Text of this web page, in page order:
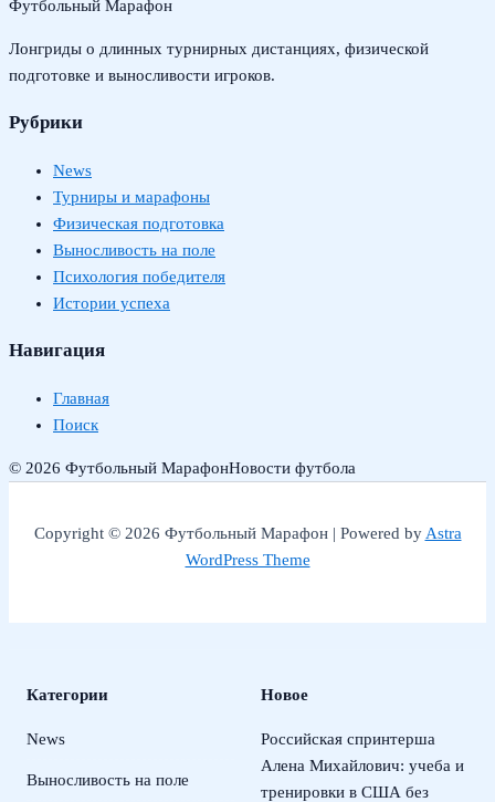
Футбольный Марафон
Лонгриды о длинных турнирных дистанциях, физической
подготовке и выносливости игроков.
Рубрики
News
Турниры и марафоны
Физическая подготовка
Выносливость на поле
Психология победителя
Истории успеха
Навигация
Главная
Поиск
© 2026 Футбольный МарафонНовости футбола
Copyright © 2026 Футбольный Марафон | Powered byAstra
WordPress Theme
Категории
News
Выносливость на поле
Новое
Российская спринтерша
Алена Михайлович: учеба и
тренировки в США без